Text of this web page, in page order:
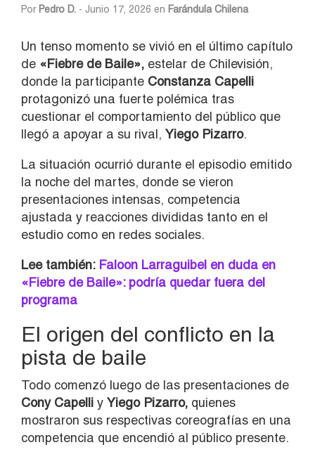
Por Pedro D. - Junio 17, 2026 en Farándula Chilena
Un tenso momento se vivió en el último capítulo
de «Fiebre de Baile», estelar de Chilevisión,
donde la participante Constanza Capelli
protagonizó una fuerte polémica tras
cuestionar el comportamiento del público que
llegó a apoyar a su rival, Yiego Pizarro.
La situación ocurrió durante el episodio emitido
la noche del martes, donde se vieron
presentaciones intensas, competencia
ajustada y reacciones divididas tanto en el
estudio como en redes sociales.
Lee también:Faloon Larraguibel en duda en
«Fiebre de Baile»: podría quedar fuera del
programa
El origen del conflicto en la
pista de baile
Todo comenzó luego de las presentaciones de
Cony Capelli y Yiego Pizarro, quienes
mostraron sus respectivas coreografías en una
competencia que encendió al público presente.